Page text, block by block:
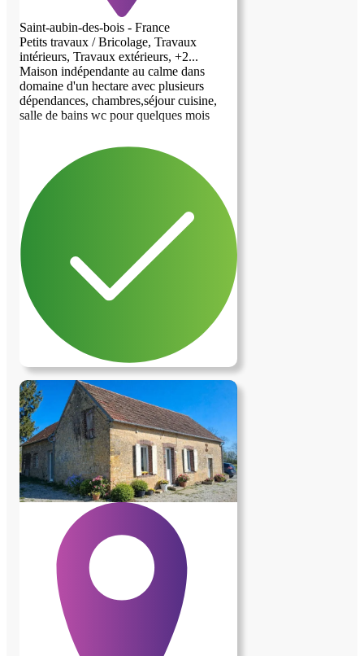
Saint-aubin-des-bois - France
Petits travaux / Bricolage, Travaux
intérieurs, Travaux extérieurs, +2...
Maison indépendante au calme dans
domaine d'un hectare avec plusieurs
dépendances, chambres,séjour cuisine,
salle de bains wc pour quelques mois